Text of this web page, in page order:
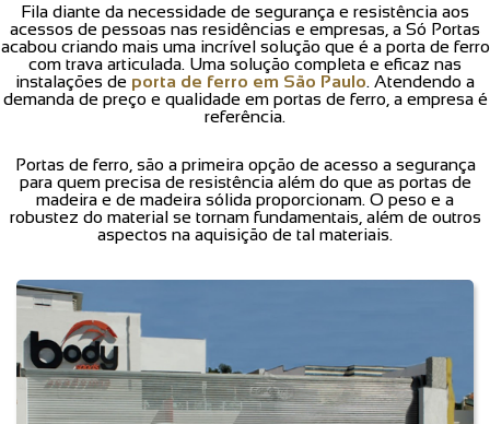
Fila diante da necessidade de segurança e resistência aos
acessos de pessoas nas residências e empresas, a Só Portas
acabou criando mais uma incrível solução que é a porta de ferro
com trava articulada. Uma solução completa e eficaz nas
instalações de porta de ferro em São Paulo. Atendendo a
demanda de preço e qualidade em portas de ferro, a empresa é
referência.
Portas de ferro, são a primeira opção de acesso a segurança
para quem precisa de resistência além do que as portas de
madeira e de madeira sólida proporcionam. O peso e a
robustez do material se tornam fundamentais, além de outros
aspectos na aquisição de tal materiais.